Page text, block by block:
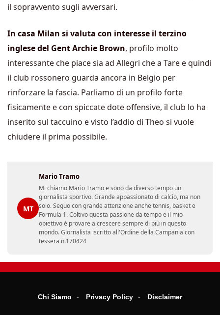
il sopravvento sugli avversari.
In casa Milan si valuta con interesse il terzino
inglese del Gent Archie Brown, profilo molto
interessante che piace sia ad Allegri che a Tare e quindi
il club rossonero guarda ancora in Belgio per
rinforzare la fascia. Parliamo di un profilo forte
fisicamente e con spiccate dote offensive, il club lo ha
inserito sul taccuino e visto l’addio di Theo si vuole
chiudere il prima possibile.
MT
Mario Tramo
Mi chiamo Mario Tramo e sono da diverso tempo un
giornalista sportivo. Grande appassionato di calcio, ma non
solo. Seguo con grande attenzione anche tennis, basket e
Formula 1. Coltivo questa passione da tempo e il mio
obiettivo è provare a crescere sempre di più in questo
mondo. Giornalista iscritto all'Ordine della Campania con
tessera n.170424
Chi Siamo Privacy Policy Disclaimer